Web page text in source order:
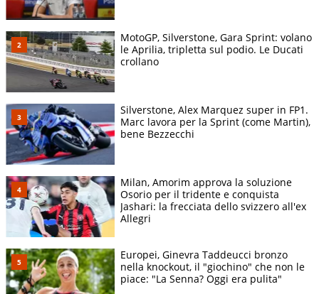
MotoGP, Silverstone, Gara Sprint: volano
le Aprilia, tripletta sul podio. Le Ducati
crollano
Silverstone, Alex Marquez super in FP1.
Marc lavora per la Sprint (come Martin),
bene Bezzecchi
Milan, Amorim approva la soluzione
Osorio per il tridente e conquista
Jashari: la frecciata dello svizzero all'ex
Allegri
Europei, Ginevra Taddeucci bronzo
nella knockout, il "giochino" che non le
piace: "La Senna? Oggi era pulita"